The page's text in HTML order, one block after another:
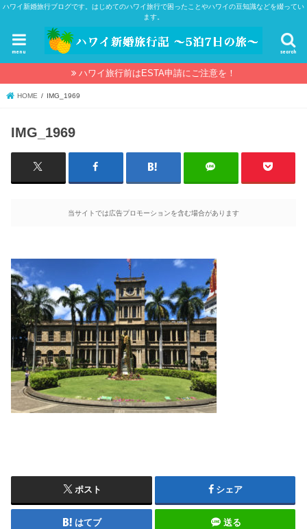
ハワイ新婚旅行ブログです。はじめてのハワイ旅行で困ったことやハワイの豆知識などを綴ってい
ます。
search
menu
ハワイ旅行前はESTA申請にご注意を！
HOME IMG_1969
IMG_1969
当サイトでは広告プロモーションを含む場合があります
ポスト シェア
はてブ 送る